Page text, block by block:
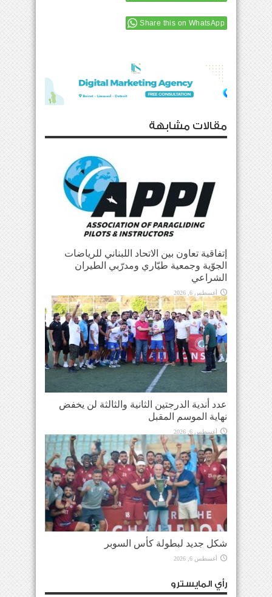
Share this on WhatsApp
مقالات مشابهة
إتفاقية تعاون بين الاتحاد اللبناني للرياضات
الجوّية وجمعية طيّاري ومدرّبي الطيران
الشراعي
أغسطس 6, 2026
عدد أندية الدرجتين الثانية والثالثة لن يخفض
نهاية الموسم المقبل
أغسطس 6, 2026
شكل جديد لبطولة كأس السوبر
أغسطس 6, 2026
رأي المايسترو